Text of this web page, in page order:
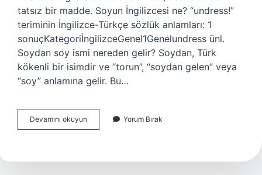
tatsız bir madde. Soyun İngilizcesi ne? “undress!”
teriminin İngilizce-Türkçe sözlük anlamları: 1
sonuçKategoriİngilizceGenel1Genelundress ünl.
Soydan soy ismi nereden gelir? Soydan, Türk
kökenli bir isimdir ve “torun”, “soydan gelen” veya
“soy” anlamına gelir. Bu…
Devamını okuyun
Kaç
Yorum Bırak